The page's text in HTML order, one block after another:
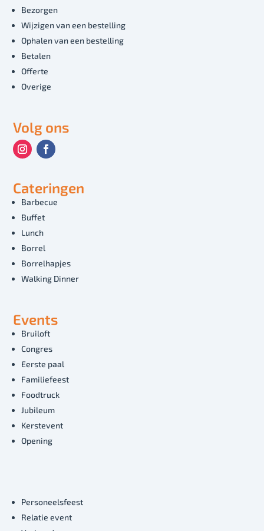
Bezorgen
Wijzigen van een bestelling
Ophalen van een bestelling
Betalen
Offerte
Overige
Volg ons
Cateringen
Barbecue
Buffet
Lunch
Borrel
Borrelhapjes
Walking Dinner
Events
Bruiloft
Congres
Eerste paal
Familiefeest
Foodtruck
Jubileum
Kerstevent
Opening
Personeelsfeest
Relatie event